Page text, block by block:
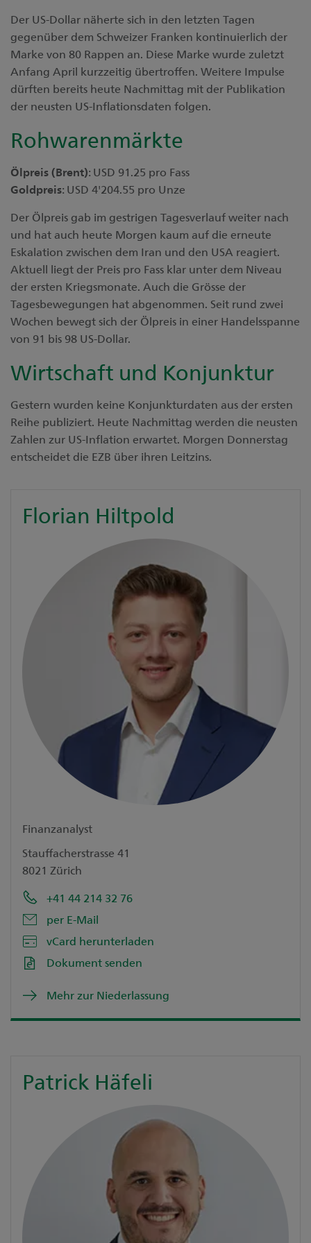
Der US-Dollar näherte sich in den letzten Tagen
gegenüber dem Schweizer Franken kontinuierlich der
Marke von 80 Rappen an. Diese Marke wurde zuletzt
Anfang April kurzzeitig übertroffen. Weitere Impulse
dürften bereits heute Nachmittag mit der Publikation
der neusten US-Inflationsdaten folgen.
Rohwarenmärkte
Ölpreis (Brent): USD 91.25 pro Fass
Goldpreis: USD 4'204.55 pro Unze
Der Ölpreis gab im gestrigen Tagesverlauf weiter nach
und hat auch heute Morgen kaum auf die erneute
Eskalation zwischen dem Iran und den USA reagiert.
Aktuell liegt der Preis pro Fass klar unter dem Niveau
der ersten Kriegsmonate. Auch die Grösse der
Tagesbewegungen hat abgenommen. Seit rund zwei
Wochen bewegt sich der Ölpreis in einer Handelsspanne
von 91 bis 98 US-Dollar.
Wirtschaft und Konjunktur
Gestern wurden keine Konjunkturdaten aus der ersten
Reihe publiziert. Heute Nachmittag werden die neusten
Zahlen zur US-Inflation erwartet. Morgen Donnerstag
entscheidet die EZB über ihren Leitzins.
Florian Hiltpold
Finanzanalyst
Stauffacherstrasse 41
8021 Zürich
+41 44 214 32 76
per E-Mail
vCard herunterladen
Dokument senden
Mehr zur Niederlassung
Patrick Häfeli